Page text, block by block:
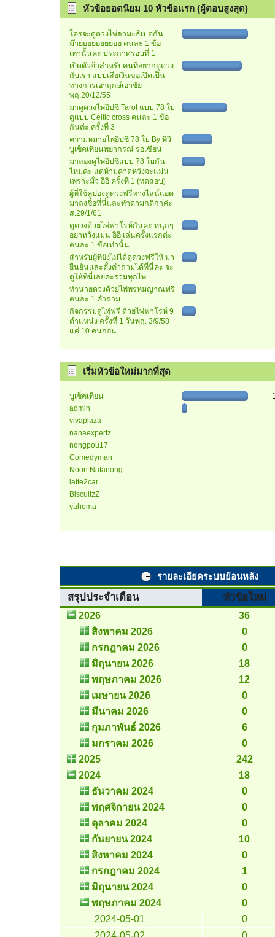
หัวข้อยอดนิยม 10 หัวข้อแรก (ผู้ตอบสูงสุด)
ใครจะดูดวงไพ่ลามะธิเบตกัน
ม๊ายยยยยยยยยย คนละ 1 ข้อ
เท่านั้นค่ะ ประกาศรอบที่ 1
เปิดตัวจ้าสำหรับคนที่อยากดูดวง
กับเรา แบบเสียเงินขอเปิดเป็น
ทางการเอาฤกษ์เอาชัย
พฤ.20/12/55
มาดูดวงไพ่ยิปซี Tarot แบบ 78 ใบ
ดูแบบ Celtic cross คนละ 1 ข้อ
กันค่ะ ครั้งที่ 3
ความหมายไพ่ยิปซี 78 ใบ By พี่วิ
บูเช็คเทียนพยากรณ์ รอเขียน
มาลองดูไพ่ยิปซีแบบ 78 ใบกัน
ไหมคะ แต่ห้ามคาดหวังจะแม่น
เพราะมั่ว อิอิ ครั้งที่ 1 (ทดสอบ)
ผู้ที่ใช้คูปองดูดวงฟรีทางไลน์แอด
มาลงชื่อที่นี่และทำตามกติกาค่ะ
ส.29/1/61
ดูดวงด้วยไพ่ฟาโรห์กันค่ะ หนุกๆ
อย่าหวังแม่น อิอิ เล่นครั้งแรกค่ะ
คนละ 1 ข้อเท่านั้น
สำหรับผู้ที่ยังไม่ได้ดูดวงฟรีให้ มา
ยืนยันและตั้งคำถามได้ที่นี่ค่ะ จะ
ดูให้ที่นี่เลยค่ะรวมทุกไพ่
ทำนายดวงด้วยไพ่พรหมญาณฟรี
คนละ 1 คำถาม
กิจกรรมดูไพ่ฟรี ด้วยไพ่ฟาโรห์ 9
ตำแหน่ง ครั้งที่ 1 วันพฤ. 3/9/58
แค่ 10 คนก่อน
เริ่มหัวข้อใหม่มากที่สุด
บูเช็คเทียน
admin
vivaplaza
nanaexpertz
nongpou17
Comedyman
Noon Natanong
latte2car
BiscuitzZ
yahoma
รายละเอียดระบบย้อนหลัง
สรุปประจำเดือน หัวข้อใหม่
2026
36
สิงหาคม 2026
0
กรกฎาคม 2026
0
มิถุนายน 2026
18
พฤษภาคม 2026
12
เมษายน 2026
0
มีนาคม 2026
0
กุมภาพันธ์ 2026
6
มกราคม 2026
0
2025
242
2024
18
ธันวาคม 2024
0
พฤศจิกายน 2024
0
ตุลาคม 2024
0
กันยายน 2024
10
สิงหาคม 2024
0
กรกฎาคม 2024
1
มิถุนายน 2024
0
พฤษภาคม 2024
0
2024-05-01
0